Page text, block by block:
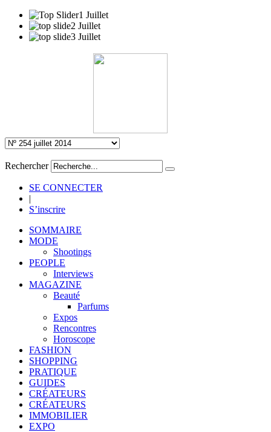
Rechercher
SE CONNECTER
|
S’inscrire
SOMMAIRE
MODE
Shootings
PEOPLE
Interviews
MAGAZINE
Beauté
Parfums
Expos
Rencontres
Horoscope
FASHION
SHOPPING
PRATIQUE
GUIDES
CRÉATEURS
CRÉATEURS
IMMOBILIER
EXPO